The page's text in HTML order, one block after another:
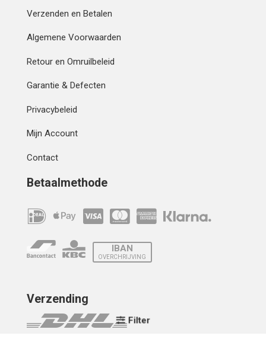
Filter
Verzenden en Betalen
Algemene Voorwaarden
Retour en Omruilbeleid
Garantie & Defecten
Privacybeleid
Mijn Account
Contact
Betaalmethode
IBAN
OVERCHRIJVING
Verzending